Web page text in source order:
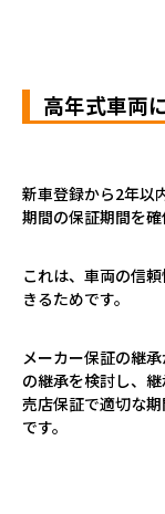
高年式車両
新車登録から2年以
期間の保証期間を確
これは、車両の信
きるためです。
メーカー保証の継
の継承を検討し、
売店保証で適切な
です。